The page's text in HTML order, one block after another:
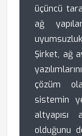
üçüncü
ağ
Şirket, ağ
çözüm
sistemin
altyapısı
olduğunu